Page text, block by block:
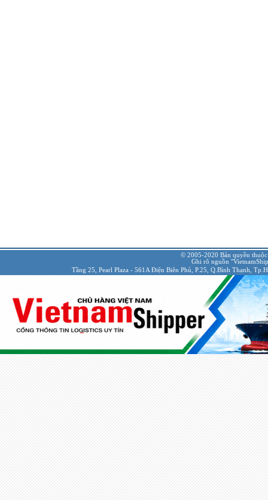
© 2005-2020 Bản quyền
Ghi rõ nguồn
Tầng 25, Pearl Plaza - 561A Điện Biên Phủ, P.25, Q.Bình Thạnh,